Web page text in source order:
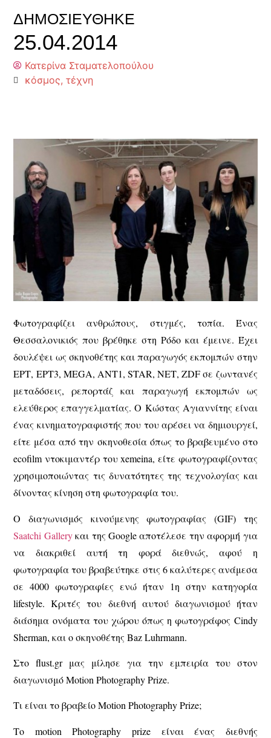
ΔΗΜΟΣΙΕΎΘΗΚΕ
25.04.2014
Κατερίνα Σταματελοπούλου
κόσμος,τέχνη
Φωτογραφίζει ανθρώπους, στιγμές, τοπία. Ένας
Θεσσαλονικιός που βρέθηκε στη Ρόδο και έμεινε. Έχει
δουλέψει ως σκηνοθέτης και παραγωγός εκπομπών στην
ΕΡΤ, ΕΡΤ3, MEGA, ΑΝΤ1, STAR, ΝΕΤ, ZDF σε ζωντανές
μεταδόσεις, ρεπορτάζ και παραγωγή εκπομπών ως
ελεύθερος επαγγελματίας. Ο Κώστας Αγιαννίτης είναι
ένας κινηματογραφιστής που του αρέσει να δημιουργεί,
είτε μέσα από την σκηνοθεσία όπως το βραβευμένο στο
ecofilm ντοκιμαντέρ του xemeina, είτε φωτογραφίζοντας
χρησιμοποιώντας τις δυνατότητες της τεχνολογίας και
δίνοντας κίνηση στη φωτογραφία του.
Ο διαγωνισμός κινούμενης φωτογραφίας (GIF) της
Saatchi Galleryκαι της Google αποτέλεσε την αφορμή για
να διακριθεί αυτή τη φορά διεθνώς, αφού η
φωτογραφία του βραβεύτηκε στις 6 καλύτερες ανάμεσα
σε 4000 φωτογραφίες ενώ ήταν 1η στην κατηγορία
lifestyle. Κριτές του διεθνή αυτού διαγωνισμού ήταν
διάσημα ονόματα του χώρου όπως η φωτογράφος Cindy
Sherman, και ο σκηνοθέτης Baz Luhrmann.
Στο flust.gr μας μίλησε για την εμπειρία του στον
διαγωνισμό Motion Photography Prize.
Τι είναι το βραβείο Motion Photography Prize;
Το motion Photography prize είναι ένας διεθνής